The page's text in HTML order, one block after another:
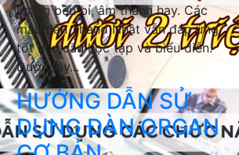
lượng bền bỉ, âm thanh hay. Các
mẫu đàn 2hand Nhật vẫn đáp ứng
tốt nhu cầu học tập và biểu diễn.
Dưới đây...
HƯỚNG DẪN SỬ
DỤNG ĐÀN ORGAN